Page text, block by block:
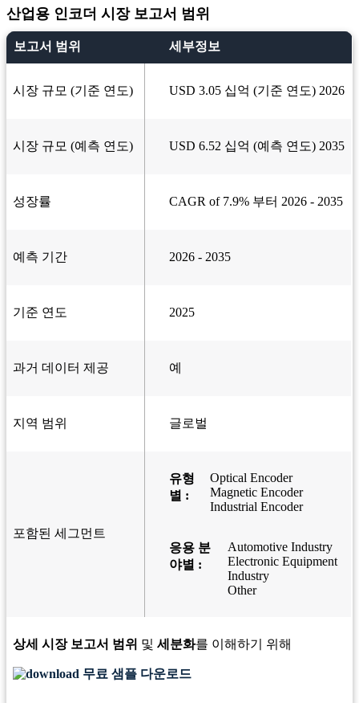
산업용 인코더 시장 보고서 범위
보고서 범위 세부정보
시장 규모 (기준 연도) USD 3.05 십억 (기준 연도) 2026
시장 규모 (예측 연도) USD 6.52 십억 (예측 연도) 2035
성장률 CAGR of 7.9% 부터 2026 - 2035
예측 기간 2026 - 2035
기준 연도 2025
과거 데이터 제공 예
지역 범위 글로벌
포함된 세그먼트
유형
별 :
Optical Encoder
Magnetic Encoder
Industrial Encoder
응용 분
야별 :
Automotive Industry
Electronic Equipment
Industry
Other
상세 시장 보고서 범위 및 세분화를 이해하기 위해
무료 샘플 다운로드